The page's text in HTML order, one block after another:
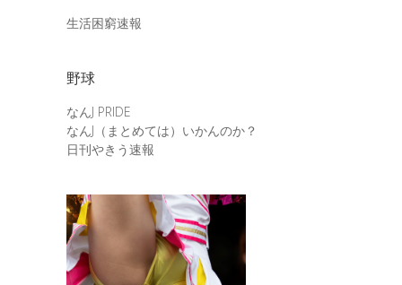
生活困窮速報
野球
なんJ PRIDE
なんJ（まとめては）いかんのか？
日刊やきう速報